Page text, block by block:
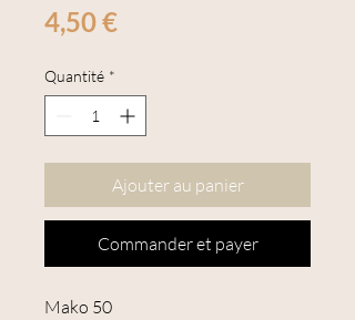
4,50 €Prix
Quantité *
Ajouter au panier
Commander et payer
Mako 50